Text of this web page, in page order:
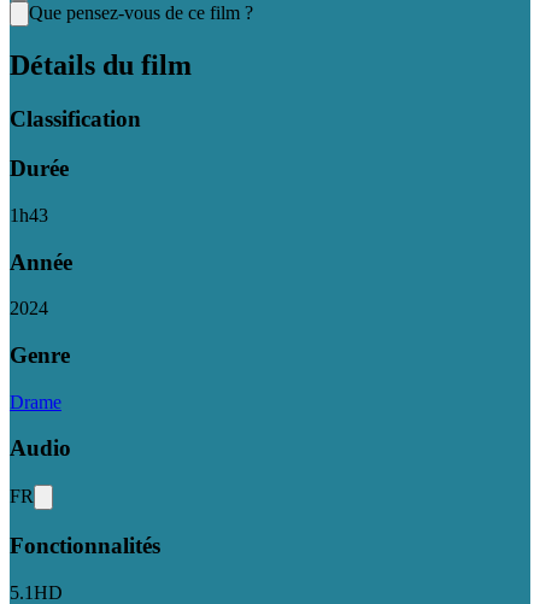
Que pensez-vous de ce film ?
Détails du film
Classification
Durée
1h43
Année
2024
Genre
Drame
Audio
FR
Fonctionnalités
5.1HD